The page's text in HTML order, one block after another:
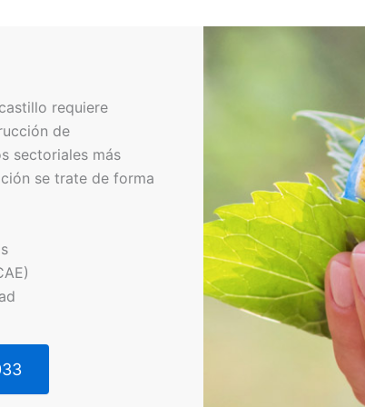
requiere
de
sectoriales más
se trate de forma